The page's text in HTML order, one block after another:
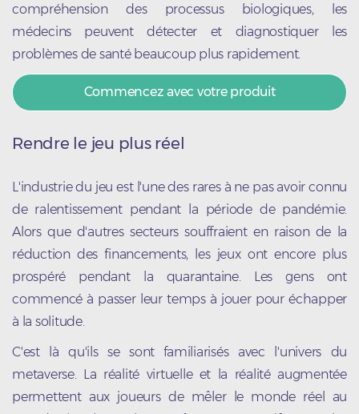
compréhension des processus biologiques, les
médecins peuvent détecter et diagnostiquer les
problèmes de santé beaucoup plus rapidement.
Commencez avec votre produit
Rendre le jeu plus réel
L'industrie du jeu est l'une des rares à ne pas avoir connu
de ralentissement pendant la période de pandémie.
Alors que d'autres secteurs souffraient en raison de la
réduction des financements, les jeux ont encore plus
prospéré pendant la quarantaine. Les gens ont
commencé à passer leur temps à jouer pour échapper
à la solitude.
C'est là qu'ils se sont familiarisés avec l'univers du
metaverse. La réalité virtuelle et la réalité augmentée
permettent aux joueurs de mêler le monde réel au